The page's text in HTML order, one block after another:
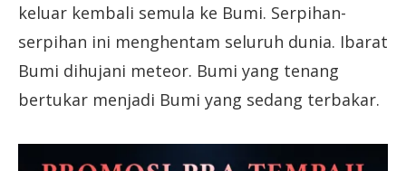
keluar kembali semula ke Bumi. Serpihan-
serpihan ini menghentam seluruh dunia. Ibarat
Bumi dihujani meteor. Bumi yang tenang
bertukar menjadi Bumi yang sedang terbakar.